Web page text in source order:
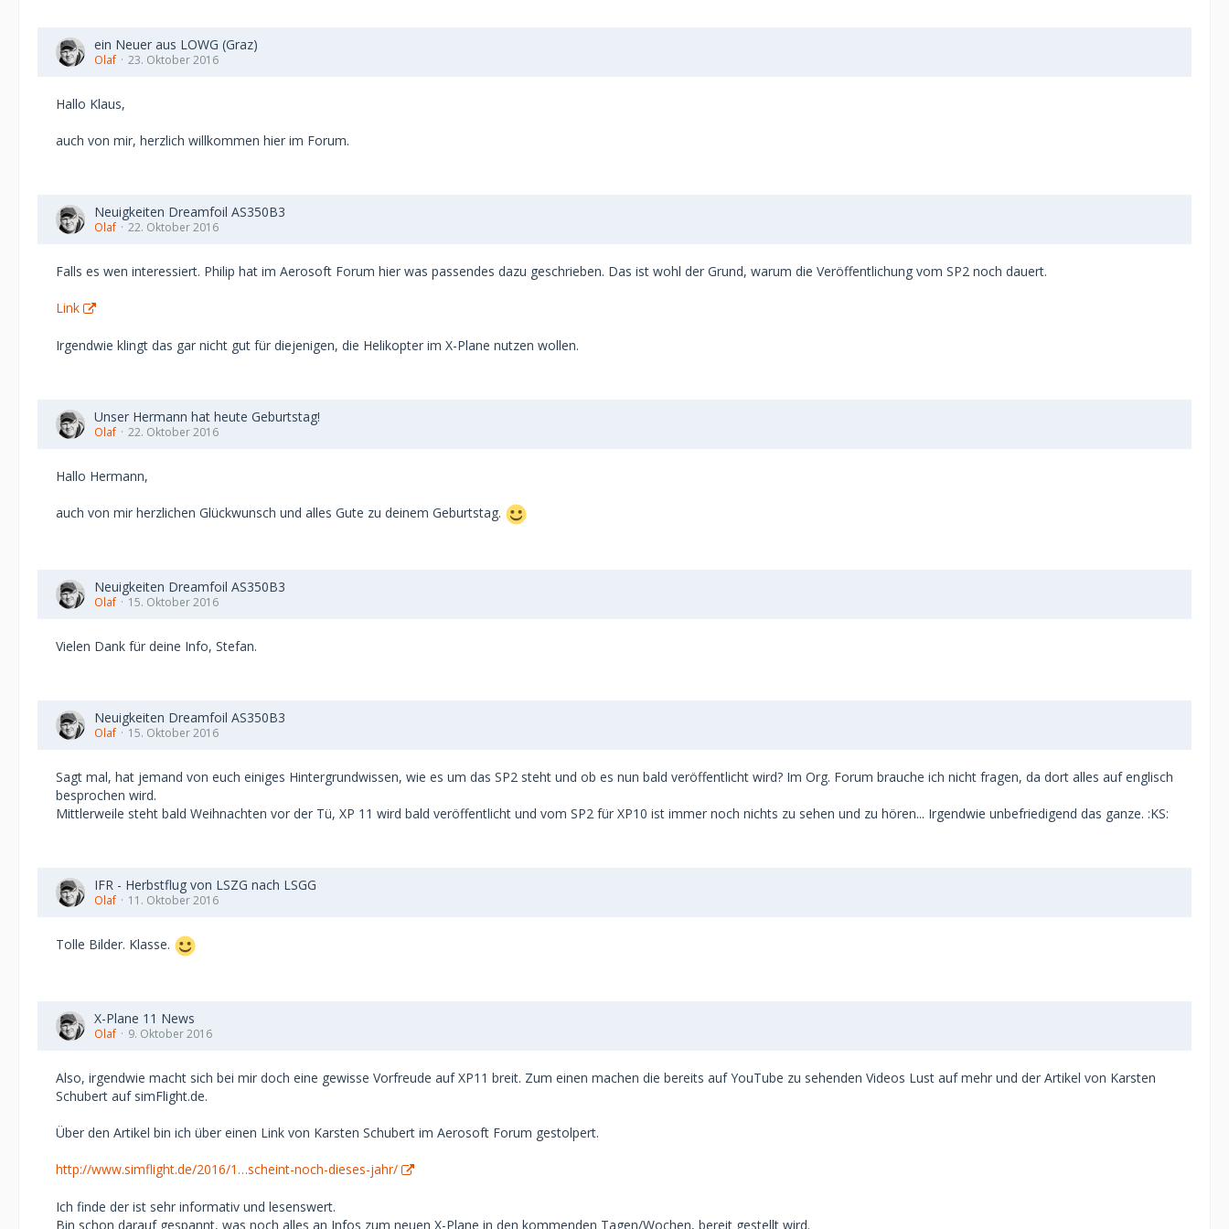
ein Neuer aus LOWG (Graz)
Olaf 23. Oktober 2016
Hallo Klaus,
auch von mir, herzlich willkommen hier im Forum.
Neuigkeiten Dreamfoil AS350B3
Olaf 22. Oktober 2016
Falls es wen interessiert. Philip hat im Aerosoft Forum hier was passendes dazu geschrieben. Das ist wohl der Grund, warum die Veröffentlichung vom SP2 noch dauert.
Link
Irgendwie klingt das gar nicht gut für diejenigen, die Helikopter im X-Plane nutzen wollen.
Unser Hermann hat heute Geburtstag!
Olaf 22. Oktober 2016
Hallo Hermann,
auch von mir herzlichen Glückwunsch und alles Gute zu deinem Geburtstag.
Neuigkeiten Dreamfoil AS350B3
Olaf 15. Oktober 2016
Vielen Dank für deine Info, Stefan.
Neuigkeiten Dreamfoil AS350B3
Olaf 15. Oktober 2016
Sagt mal, hat jemand von euch einiges Hintergrundwissen, wie es um das SP2 steht und ob es nun bald veröffentlicht wird? Im Org. Forum brauche ich nicht fragen, da dort alles auf englisch
besprochen wird.
Mittlerweile steht bald Weihnachten vor der Tü, XP 11 wird bald veröffentlicht und vom SP2 für XP10 ist immer noch nichts zu sehen und zu hören... Irgendwie unbefriedigend das ganze. :KS:
IFR - Herbstflug von LSZG nach LSGG
Olaf 11. Oktober 2016
Tolle Bilder. Klasse.
X-Plane 11 News
Olaf 9. Oktober 2016
Also, irgendwie macht sich bei mir doch eine gewisse Vorfreude auf XP11 breit. Zum einen machen die bereits auf YouTube zu sehenden Videos Lust auf mehr und der Artikel von Karsten
Schubert auf simFlight.de.
Über den Artikel bin ich über einen Link von Karsten Schubert im Aerosoft Forum gestolpert.
http://www.simflight.de/2016/1…scheint-noch-dieses-jahr/
Ich finde der ist sehr informativ und lesenswert.
Bin schon darauf gespannt, was noch alles an Infos zum neuen X-Plane in den kommenden Tagen/Wochen, bereit gestellt wird.